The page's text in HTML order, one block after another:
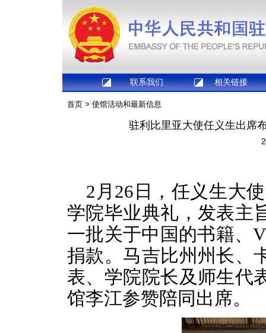
联系我们 相关链接
首页 > 使馆活动和最新信息
驻利比里亚大使任义生出席
2月26日，任义生大
学院毕业典礼，发表主
一批关于中国的书籍、
捐款。马吉比州州长、
表、学院院长及师生代
馆李江参赞陪同出席。